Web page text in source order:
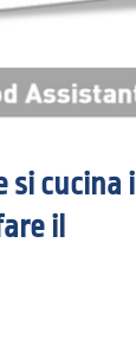
cucina il
il